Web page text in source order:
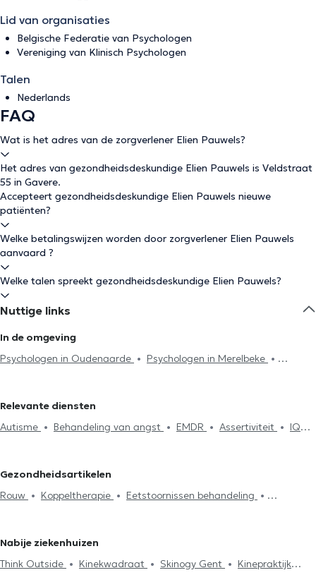
Lid van organisaties
Belgische Federatie van Psychologen
Vereniging van Klinisch Psychologen
Talen
Nederlands
FAQ
Wat is het adres van de zorgverlener Elien Pauwels?
Het adres van gezondheidsdeskundige Elien Pauwels is Veldstraat
55 in Gavere.
Accepteert gezondheidsdeskundige Elien Pauwels nieuwe
patiënten?
Welke betalingswijzen worden door zorgverlener Elien Pauwels
aanvaard ?
Welke talen spreekt gezondheidsdeskundige Elien Pauwels?
Nuttige links
In de omgeving
Psychologen in Oudenaarde
Psychologen in Merelbeke
Relevante diensten
Autisme
Behandeling van angst EMDR Assertiviteit
IQ
Koppeltherapie
Psychoanalyse
Psychotherapie
Stressmanagement
Eetstoornissen
Gezondheidsartikelen
Rouw
Koppeltherapie
Eetstoornissen behandeling
Nabije ziekenhuizen
Think Outside
Kinekwadraat Skinogy Gent
Kinepraktijk